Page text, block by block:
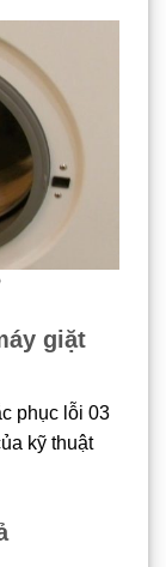
giặt
phục lỗi 03
kỹ thuật